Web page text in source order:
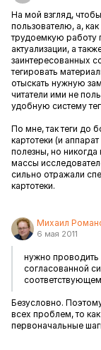
На мой взгляд,
пользователю, а,
трудоемкую работу
актуализации, а
заинтересованных
тегировать
отыскать нужную
читатели ими не
удобную систему
По мне, так теги до
картотеки (и
полезны, но
массы
сильно отражали
картотеки.
Михаил
6 мая 2011
нужно
согласованной
Безусловно.
всех проблем, то
первоначальные